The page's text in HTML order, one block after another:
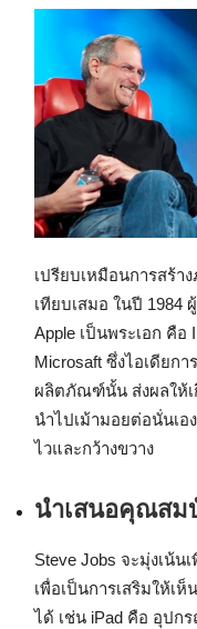
เปรียบเหมือนการสร้า
เทียบเสมอ ในปี 1984
Apple เป็นพระเอก คื
Microsaft ซึ่งไอเดียก
ผลิตภัณฑ์นั้น ส่งผลให้เ
นำไปเม้ามอยต่อนั่นเอ
ไวและกว้างขวาง
นำเสนอคุณสม
Steve Jobs จะมุ่งเน้
เพื่อเป็นการเสริมให้
ได้ เช่น iPad คือ อุปก